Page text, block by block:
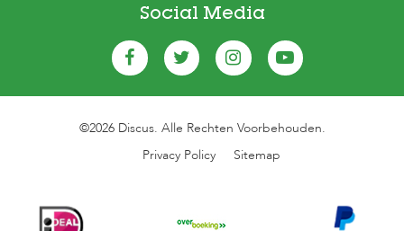
Social Media
©2026 Discus. Alle Rechten Voorbehouden.
Privacy Policy
Sitemap